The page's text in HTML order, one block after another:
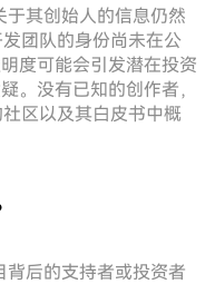
于其创始人的信息仍然
团队的身份尚未在公
度可能会引发潜在投资
。没有已知的创作者，
区以及其白皮书中概
背后的支持者或投资者